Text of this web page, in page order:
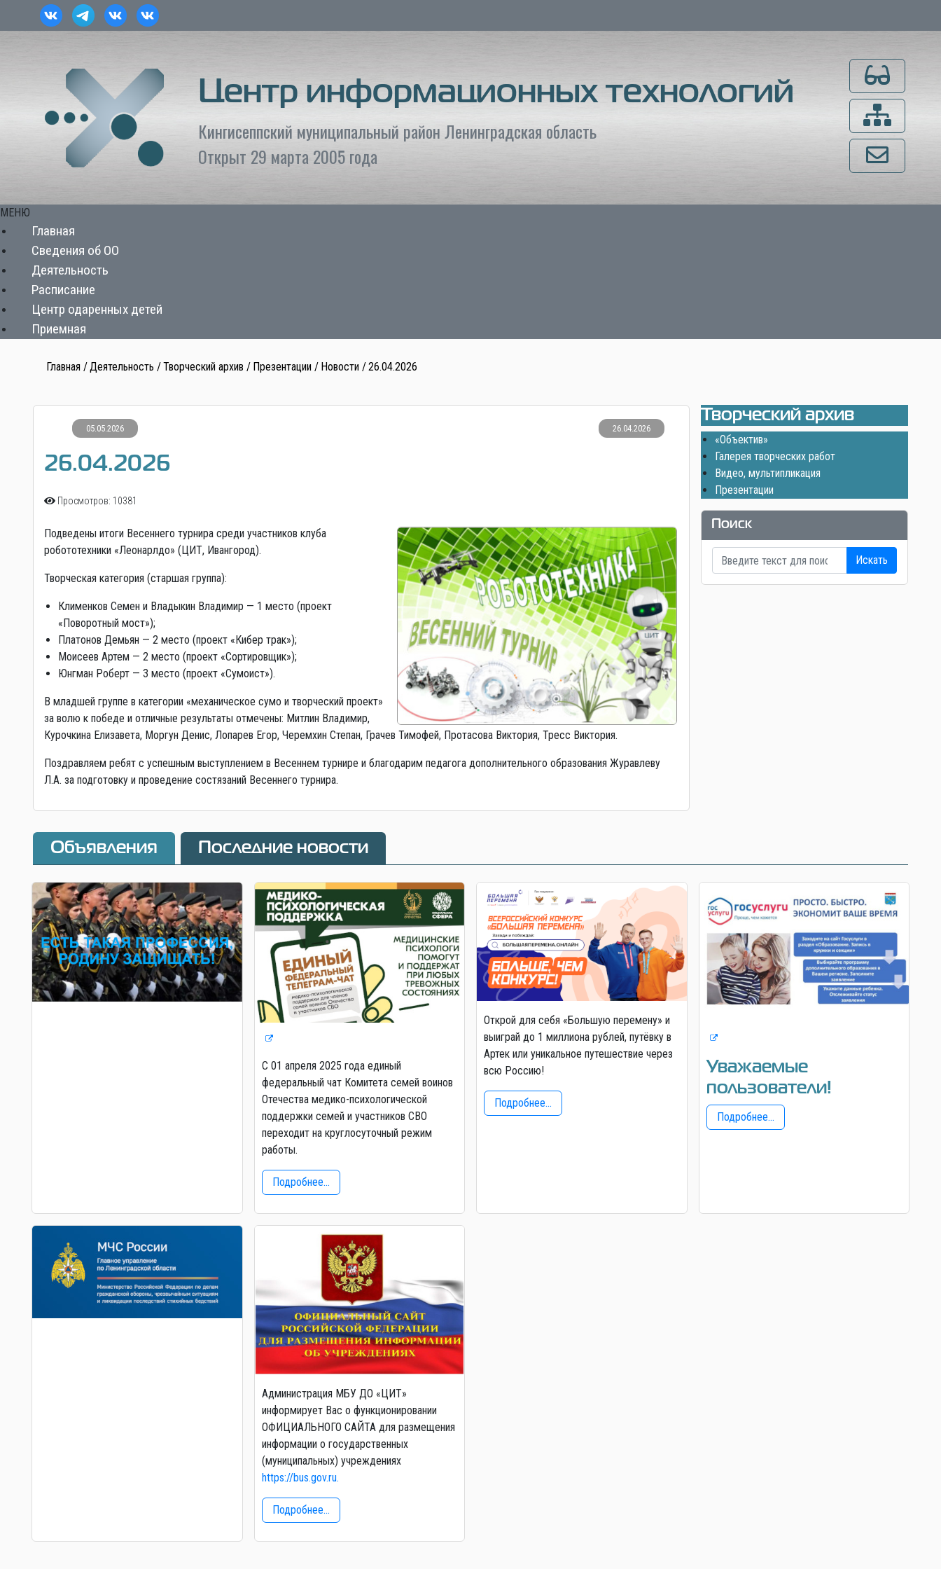
Центр информационных технологий
Кингисеппский муниципальный район Ленинградская область
Открыт 29 марта 2005 года
Для
Карта сайта
Напишите нам
МЕНЮ
Главная
Сведения об ОО
Деятельность
Расписание
Центр одаренных детей
Приемная
Главная Деятельность Творческий архив Презентации Новости 26.04.2026
05.05.2026 26.04.2026
26.04.2026
Просмотров: 10381
Подведены итоги Весеннего турнира среди участников клуба
робототехники «Леонарлдо» (ЦИТ, Ивангород).
Творческая категория (старшая группа):
Клименков Семен и Владыкин Владимир — 1 место (проект
«Поворотный мост»);
Платонов Демьян — 2 место (проект «Кибер трак»);
Моисеев Артем — 2 место (проект «Сортировщик»);
Юнгман Роберт — 3 место (проект «Сумоист»).
В младшей группе в категории «механическое сумо и творческий проект»
за волю к победе и отличные результаты отмечены: Митлин Владимир,
Курочкина Елизавета, Моргун Денис, Лопарев Егор, Черемхин Степан, Грачев Тимофей, Протасова Виктория, Тресс Виктория.
Поздравляем ребят с успешным выступлением в Весеннем турнире и благодарим педагога дополнительного образования Журавлеву
Л.А. за подготовку и проведение состязаний Весеннего турнира.
Творческий архив
«Объектив»
Галерея творческих работ
Видео, мультипликация
Презентации
Поиск
Искать
Объявления Последние новости
С 01 апреля 2025 года единый
федеральный чат Комитета семей воинов
Отечества медико-психологической
поддержки семей и участников СВО
переходит на круглосуточный режим
работы.
Подробнее...
Открой для себя «Большую перемену» и
выиграй до 1 миллиона рублей, путёвку в
Артек или уникальное путешествие через
всю Россию!
Подробнее...
Уважаемые
пользователи!
Подробнее...
Администрация МБУ ДО «ЦИТ»
информирует Вас о функционировании
ОФИЦИАЛЬНОГО САЙТА для размещения
информации о государственных
(муниципальных) учреждениях
https://bus.gov.ru.
Подробнее...